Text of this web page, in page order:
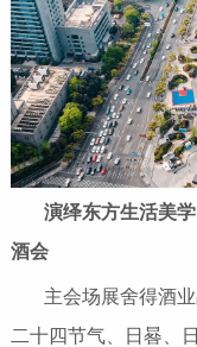
演绎东方生活美
酒会
主会场展舍得酒
二十四节气、日晷、